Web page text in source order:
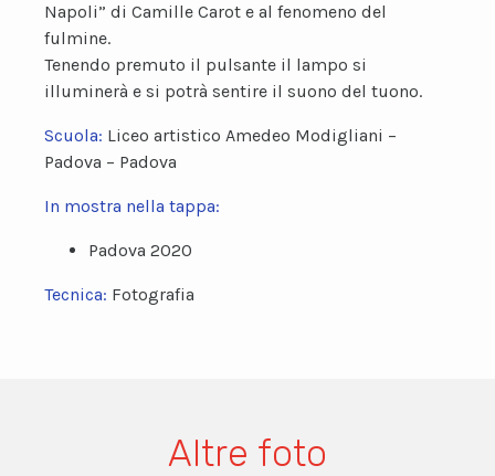
Napoli” di Camille Carot e al fenomeno del
fulmine.
Tenendo premuto il pulsante il lampo si
illuminerà e si potrà sentire il suono del tuono.
Scuola: Liceo artistico Amedeo Modigliani –
Padova – Padova
In mostra nella tappa:
Padova 2020
Tecnica: Fotografia
Altre foto